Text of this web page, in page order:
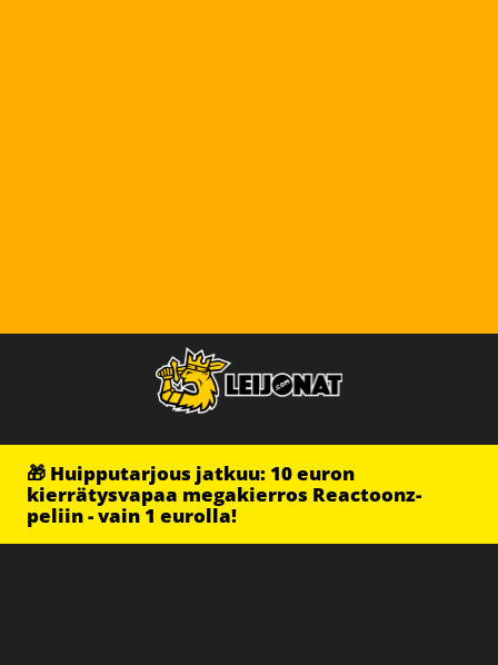
🎁 Huipputarjous jatkuu: 10 euron
kierrätysvapaa megakierros Reactoonz-
peliin - vain 1 eurolla!